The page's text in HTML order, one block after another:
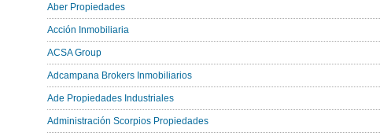
Aber Propiedades
Acción Inmobiliaria
ACSA Group
Adcampana Brokers Inmobiliarios
Ade Propiedades Industriales
Administración Scorpios Propiedades